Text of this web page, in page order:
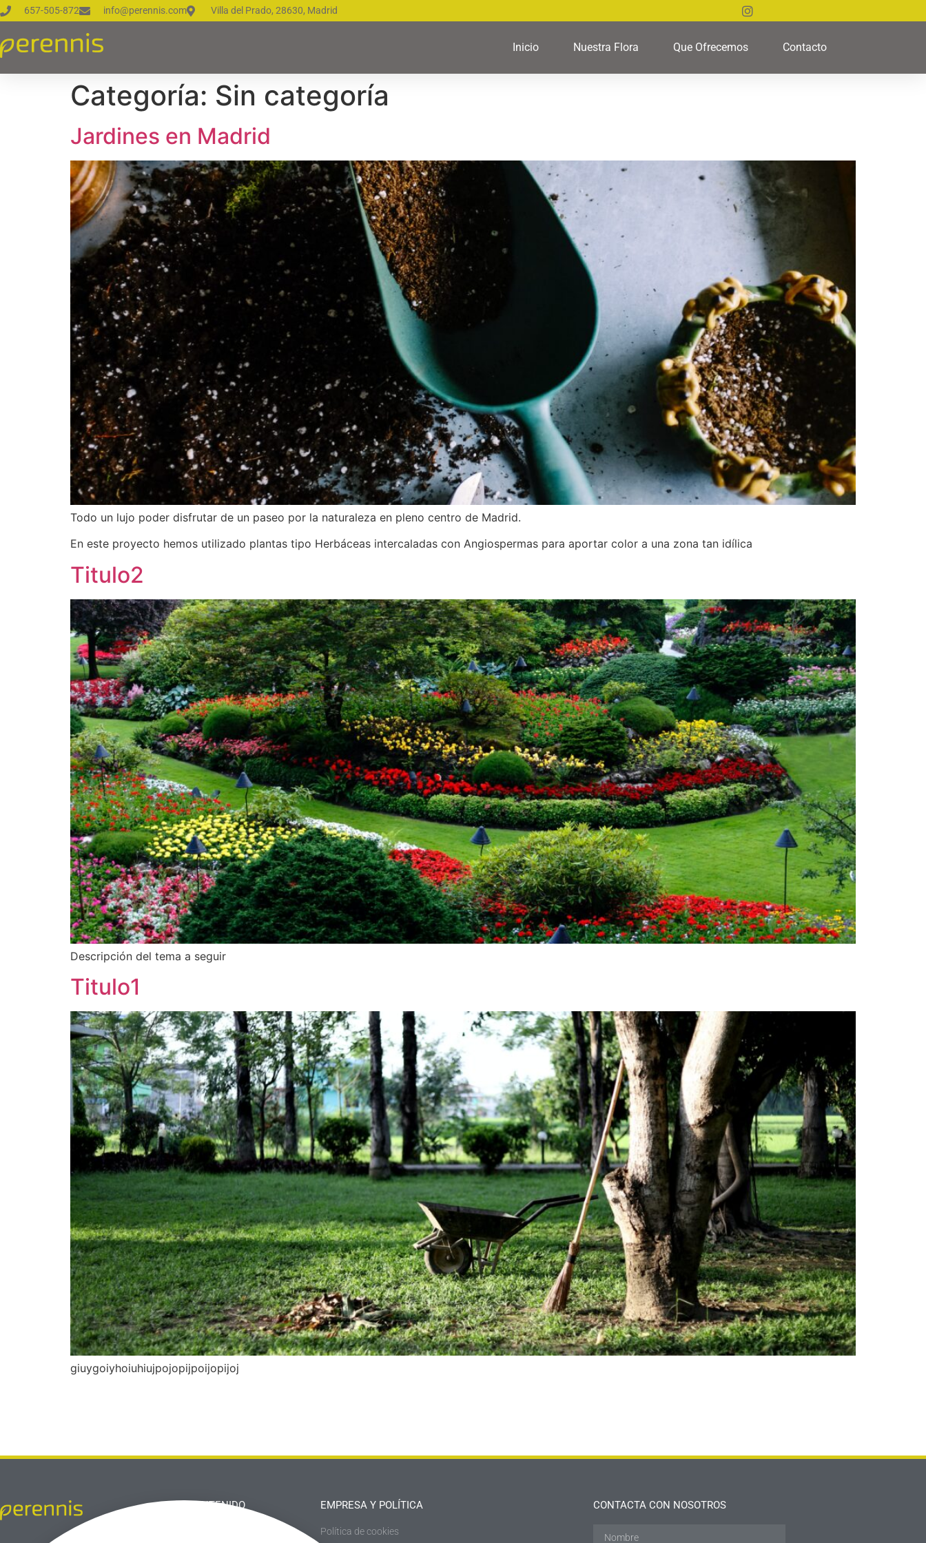
657-505-872 info@perennis.com Villa del Prado, 28630, Madrid
Inicio Nuestra Flora Que Ofrecemos Contacto
Categoría: Sin categoría
Jardines en Madrid
Todo un lujo poder disfrutar de un paseo por la naturaleza en pleno centro de Madrid.
En este proyecto hemos utilizado plantas tipo Herbáceas intercaladas con Angiospermas para aportar color a una zona tan idílica
Titulo2
Descripción del tema a seguir
Titulo1
giuygoiyhoiuhiujpojopijpoijopijoj
CONTENIDO EMPRESA Y POLÍTICA
Política de cookies
CONTACTA CON NOSOTROS